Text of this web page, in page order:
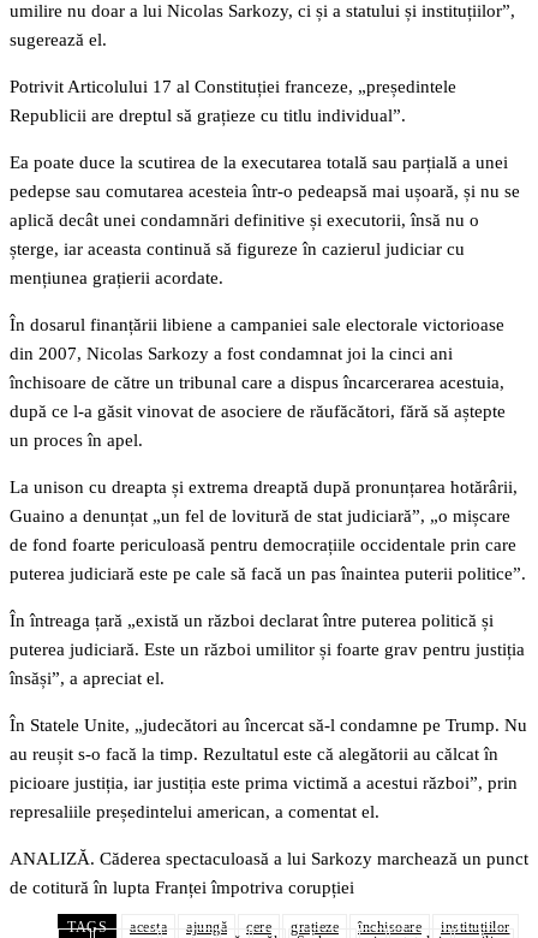
umilire nu doar a lui Nicolas Sarkozy, ci și a statului și instituțiilor”,
sugerează el.
Potrivit Articolului 17 al Constituției franceze, „președintele
Republicii are dreptul să grațieze cu titlu individual”.
Ea poate duce la scutirea de la executarea totală sau parțială a unei
pedepse sau comutarea acesteia într-o pedeapsă mai ușoară, și nu se
aplică decât unei condamnări definitive și executorii, însă nu o
șterge, iar aceasta continuă să figureze în cazierul judiciar cu
mențiunea grațierii acordate.
În dosarul finanțării libiene a campaniei sale electorale victorioase
din 2007, Nicolas Sarkozy a fost condamnat joi la cinci ani
închisoare de către un tribunal care a dispus încarcerarea acestuia,
după ce l-a găsit vinovat de asociere de răufăcători, fără să aștepte
un proces în apel.
La unison cu dreapta și extrema dreaptă după pronunțarea hotărârii,
Guaino a denunțat „un fel de lovitură de stat judiciară”, „o mișcare
de fond foarte periculoasă pentru democrațiile occidentale prin care
puterea judiciară este pe cale să facă un pas înaintea puterii politice”.
În întreaga țară „există un război declarat între puterea politică și
puterea judiciară. Este un război umilitor și foarte grav pentru justiția
însăși”, a apreciat el.
În Statele Unite, „judecători au încercat să-l condamne pe Trump. Nu
au reușit s-o facă la timp. Rezultatul este că alegătorii au călcat în
picioare justiția, iar justiția este prima victimă a acestui război”, prin
represaliile președintelui american, a comentat el.
ANALIZĂ. Căderea spectaculoasă a lui Sarkozy marchează un punct
de cotitură în lupta Franței împotriva corupției
TAGS acesta ajungă cere grațieze închisoare
instituțiilor